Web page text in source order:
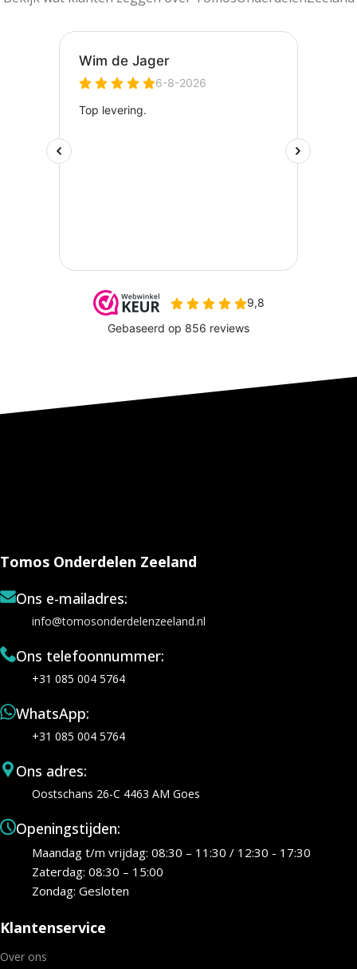
Tomos Onderdelen Zeeland
Ons e-mailadres:
info@tomosonderdelenzeeland.nl
Ons telefoonnummer:
+31 085 004 5764
WhatsApp:
+31 085 004 5764
Ons adres:
Oostschans 26-C 4463 AM Goes
Openingstijden:
Maandag t/m vrijdag: 08:30 – 11:30 / 12:30 - 17:30
Zaterdag: 08:30 – 15:00
Zondag: Gesloten
Klantenservice
Over ons